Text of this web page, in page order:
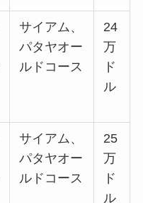
サイアム、
パタヤオー
ルドコース
24
万
ド
ル
サイアム、
パタヤオー
ルドコース
25
万
ド
ル